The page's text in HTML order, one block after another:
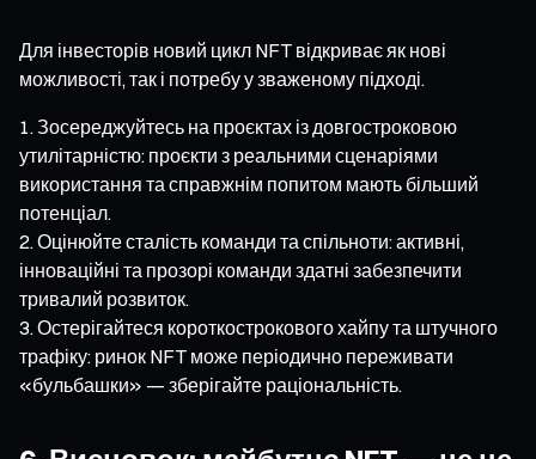
Для інвесторів новий цикл NFT відкриває як нові
можливості, так і потребу у зваженому підході.
Зосереджуйтесь на проєктах із довгостроковою
утилітарністю: проєкти з реальними сценаріями
використання та справжнім попитом мають більший
потенціал.
Оцінюйте сталість команди та спільноти: активні,
інноваційні та прозорі команди здатні забезпечити
тривалий розвиток.
Остерігайтеся короткострокового хайпу та штучного
трафіку: ринок NFT може періодично переживати
«бульбашки» — зберігайте раціональність.